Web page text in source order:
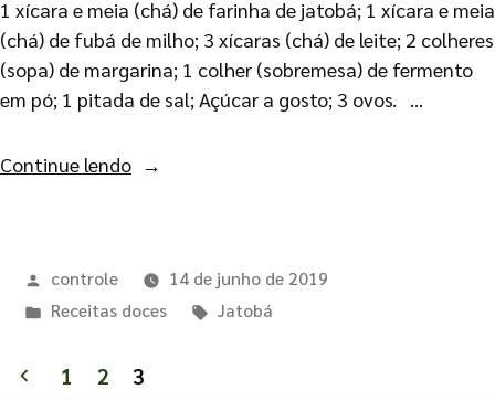
1 xícara e meia (chá) de farinha de jatobá; 1 xícara e meia
(chá) de fubá de milho; 3 xícaras (chá) de leite; 2 colheres
(sopa) de margarina; 1 colher (sobremesa) de fermento
em pó; 1 pitada de sal; Açúcar a gosto; 3 ovos. …
Continue lendo
controle
14 de junho de 2019
Receitas doces
Jatobá
1 2 3